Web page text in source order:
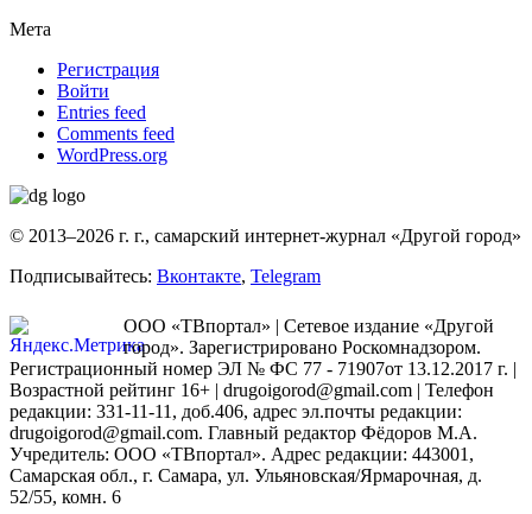
Мета
Регистрация
Войти
Entries feed
Comments feed
WordPress.org
© 2013–2026 г. г., самарский интернет-журнал «Другой город»
Подписывайтесь: Вконтакте, Telegram
ООО «ТВпортал» | Сетевое издание «Другой
город». Зарегистрировано Роскомнадзором.
Регистрационный номер ЭЛ № ФС 77 - 71907от 13.12.2017 г. |
Возрастной рейтинг 16+ | drugoigorod@gmail.com | Телефон
редакции: 331-11-11, доб.406, адрес эл.почты редакции:
drugoigorod@gmail.com. Главный редактор Фёдоров М.А.
Учредитель: ООО «ТВпортал». Адрес редакции: 443001,
Самарская обл., г. Самара, ул. Ульяновская/Ярмарочная, д.
52/55, комн. 6